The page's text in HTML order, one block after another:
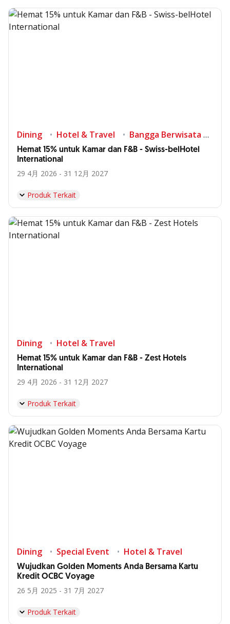
Dining Hotel & Travel Bangga Berwisata di Indonesia
Hemat 15% untuk Kamar dan F&B - Swiss-belHotel
International
29 4月 2026 - 31 12月 2027
Produk Terkait
Dining Hotel & Travel
Hemat 15% untuk Kamar dan F&B - Zest Hotels
International
29 4月 2026 - 31 12月 2027
Produk Terkait
Dining Special Event Hotel & Travel
Wujudkan Golden Moments Anda Bersama Kartu
Kredit OCBC Voyage
26 5月 2025 - 31 7月 2027
Produk Terkait